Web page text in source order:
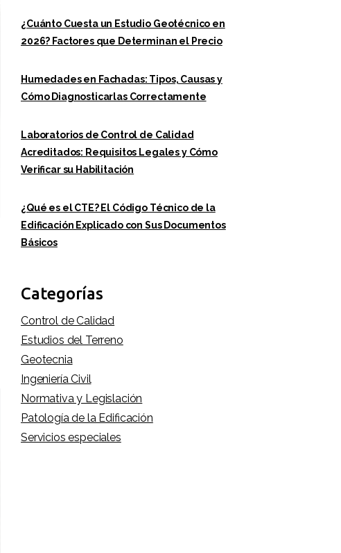
¿Cuánto Cuesta un Estudio Geotécnico en
2026? Factores que Determinan el Precio
Humedades en Fachadas: Tipos, Causas y
Cómo Diagnosticarlas Correctamente
Laboratorios de Control de Calidad
Acreditados: Requisitos Legales y Cómo
Verificar su Habilitación
¿Qué es el CTE? El Código Técnico de la
Edificación Explicado con Sus Documentos
Básicos
Categorías
Control de Calidad
Estudios del Terreno
Geotecnia
Ingeniería Civil
Normativa y Legislación
Patología de la Edificación
Servicios especiales